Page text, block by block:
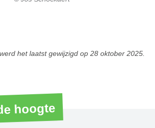
het laatst gewijzigd op 28 oktober 2025
hoogte